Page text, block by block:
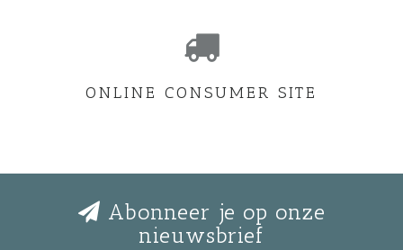
ONLINE CONSUMER SITE
Abonneer je op onze
nieuwsbrief